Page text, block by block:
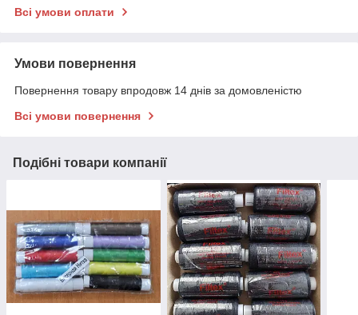
Всі умови оплати
Умови повернення
Повернення товару впродовж 14 днів за домовленістю
Всі умови повернення
Подібні товари компанії